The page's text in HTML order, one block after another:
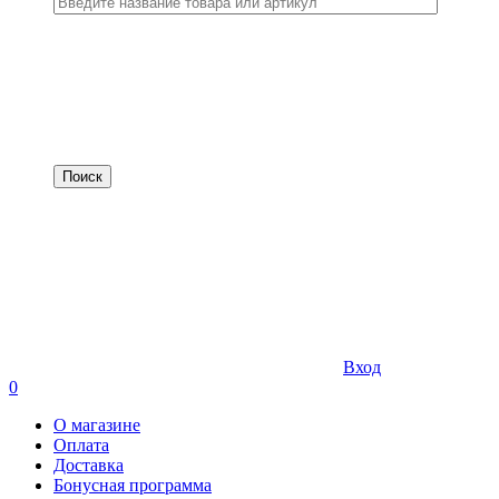
Вход
0
О магазине
Оплата
Доставка
Бонусная программа